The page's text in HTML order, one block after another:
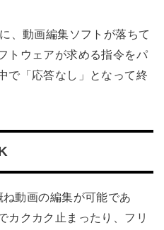
、動画編集ソフトが落ちて
トウェアが求める指令をパ
で「応答なし」となって終
動画の編集が可能であ
カクカク止まったり、フリ